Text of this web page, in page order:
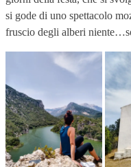
si gode di uno spettacolo
fruscio degli alberi